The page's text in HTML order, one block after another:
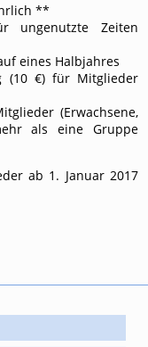
**
ungenutzte Zeiten
eines Halbjahres
(10 €) für Mitglieder
(Erwachsene,
als eine Gruppe
ab 1. Januar 2017